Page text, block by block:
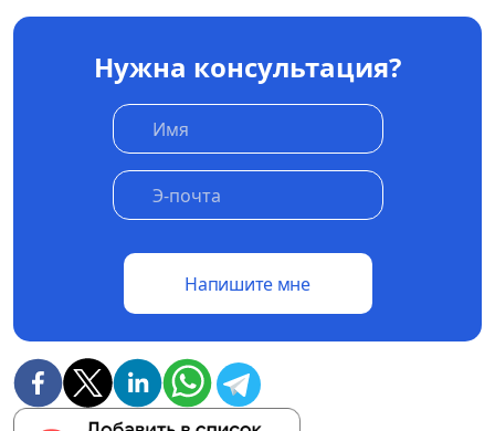
Нужна консультация?
Напишите мне